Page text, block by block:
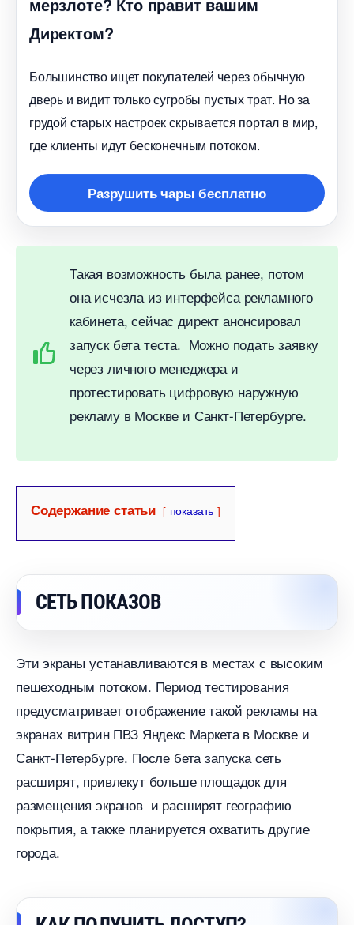
Директом?
Большинство ищет покупателей через обычную
дверь и видит только сугробы пустых трат. Но за
рудой старых настроек скрывается портал в мир,
де клиенты идут бесконечным потоком.
Разрушить чары бесплатно
Такая возможность была ранее, потом
она исчезла из интерфейса рекламного
кабинета, сейчас директ анонсировал
запуск бета теста. Можно подать заявку
через личного менеджера и
протестировать цифровую наружную
рекламу в Москве и Санкт-Петербурге.
Содержание статьи показать
СЕТЬ ПОКАЗО
Эти экраны устанавливаются в местах с высоким
пешеходным потоком. Период тестирования
предусматривает отображение такой рекламы на
экранах витрин ПВЗ Яндекс Маркета в Москве и
Санкт-Петербурге. После бета запуска сеть
расширят, привлекут больше площадок для
размещения экранов и расширят географию
покрытия, а также планируется охватить другие
орода.